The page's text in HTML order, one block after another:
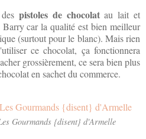
pistoles de chocolatau lait et
car la qualité est bien meilleur
(surtout pour le blanc). Mais rien
ce chocolat, ça fonctionnera
grossièrement, ce sera bien plus
en sachet du commerce.
Gourmands {disent} d'Armelle